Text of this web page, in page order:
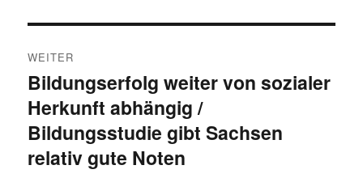
WEITER
Nächster
Beitrag:
Bildungserfolg weiter von sozialer
Herkunft abhängig /
Bildungsstudie gibt Sachsen
relativ gute Noten